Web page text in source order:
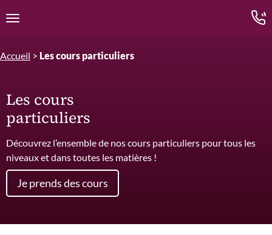
Ouvrir la navigation
Accueil > Les cours particuliers
Les cours
particuliers
Découvrez l’ensemble de nos cours particuliers pour tous les
niveaux et dans toutes les matières !
Je prends des cours